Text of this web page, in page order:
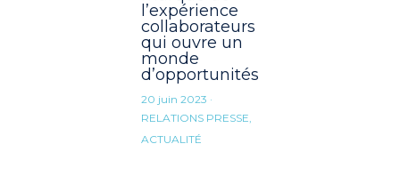
l’expérience
collaborateurs
qui ouvre un
monde
d’opportunités
20 juin 2023 ·
RELATIONS PRESSE,
ACTUALITÉ